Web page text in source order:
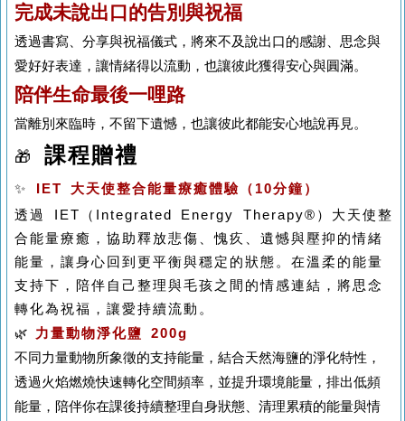
完成未說出口的告別與祝福
透過書寫、分享與祝福儀式，將來不及說出口的感謝、思念與
愛好好表達，讓情緒得以流動，也讓彼此獲得安心與圓滿。
陪伴生命最後一哩路
當離別來臨時，不留下遺憾，也讓彼此都能安心地說再見。
🎁 課程贈禮
✨
IET 大天使整合能量療癒體驗（10分鐘）
透過 IET（Integrated Energy Therapy®）大天使整
合能量療癒，協助釋放悲傷、愧疚、遺憾與壓抑的情緒
能量，讓身心回到更平衡與穩定的狀態。在溫柔的能量
支持下，陪伴自己整理與毛孩之間的情感連結，將思念
轉化為祝福，讓愛持續流動。
🌿 力量動物淨化鹽 200g
不同力量動物所象徵的支持能量，結合天然海鹽的淨化特性，
透過火焰燃燒快速轉化空間頻率，並提升環境能量，排出低頻
能量，陪伴你在課後持續整理自身狀態、清理累積的能量與情